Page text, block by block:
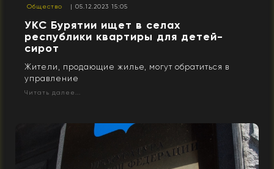
Общество | 05.12.2023 15:05
УКС Бурятии ищет в селах
республики квартиры для детей-
сирот
Жители, продающие жилье, могут обратиться в
управление
Читать далее...